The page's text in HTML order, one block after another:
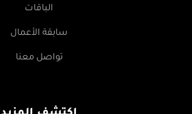
الباقات
سابقة الأعمال
تواصل معنا
اكتشف المزيد